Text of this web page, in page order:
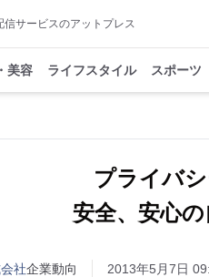
サービスのアットプレス
美容 ライフスタイル スポーツ
プライバ
安全、安心
社企業動向 2013年5月7日